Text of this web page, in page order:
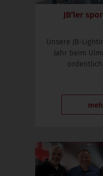
JB‘ler
Unsere JB-
Jahr beim
ordentlich